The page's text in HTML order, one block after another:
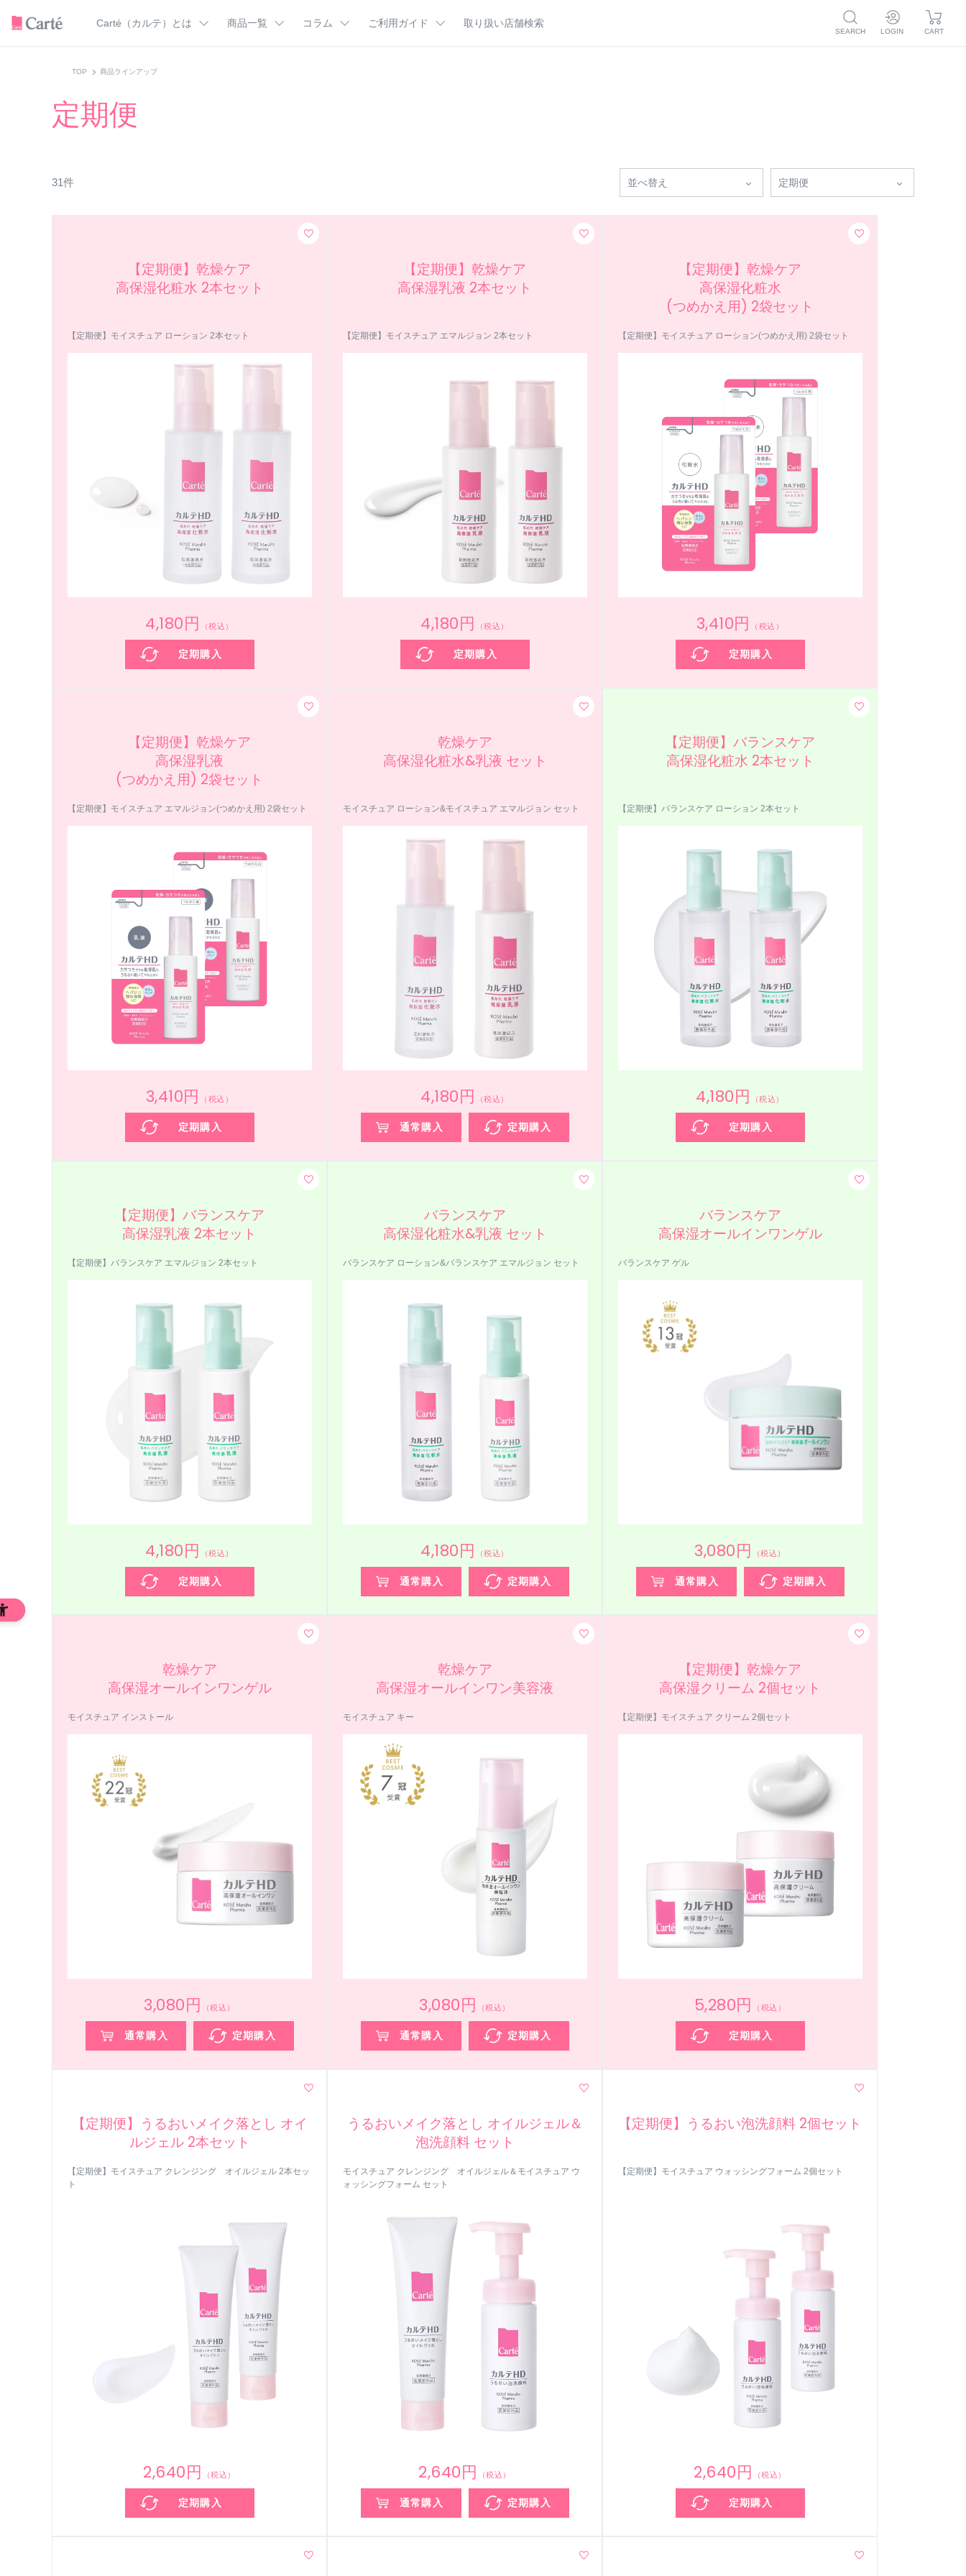
Carté（カルテ）とは 商品一覧 コラム ご利用ガイド 取り扱い店舗検索
SEARCH LOGIN CART
Carté（カルテ）のこだわり
カテゴリー一覧
洗顔料
ア
TOP 商品ラインアップ
定期便
定期便
並べ替え
31件
【定期便】乾燥ケア
高保湿化粧水 2本セット
【定期便】モイスチュア ローション 2本セット
4,180円 （税込）
定期購入
【定期便】乾燥ケア
高保湿乳液 2本セット
【定期便】モイスチュア エマルジョン 2本セット
4,180円 （税込）
定期購入
【定期便】乾燥ケア
高保湿化粧水
(つめかえ用) 2袋セット
【定期便】モイスチュア ローション(つめかえ用) 2袋セット
3,410円 （税込）
定期購入
【定期便】乾燥ケア
高保湿乳液
(つめかえ用) 2袋セット
【定期便】モイスチュア エマルジョン(つめかえ用) 2袋セット
3,410円 （税込）
定期購入
乾燥ケア
高保湿化粧水&乳液 セット
モイスチュア ローション&モイスチュア エマルジョン セット
4,180円 （税込）
通常購入 定期購入
【定期便】バランスケア
高保湿化粧水 2本セット
【定期便】バランスケア ローション 2本セット
4,180円 （税込）
定期購入
【定期便】バランスケア
高保湿乳液 2本セット
【定期便】バランスケア エマルジョン 2本セット
4,180円 （税込）
定期購入
バランスケア
高保湿化粧水&乳液 セット
バランスケア ローション&バランスケア エマルジョン セット
4,180円 （税込）
通常購入 定期購入
バランスケア
高保湿オールインワンゲル
バランスケア ゲル
3,080円 （税込）
通常購入 定期購入
乾燥ケア
高保湿オールインワンゲル
モイスチュア インストール
3,080円 （税込）
通常購入 定期購入
乾燥ケア
高保湿オールインワン美容液
モイスチュア キー
3,080円 （税込）
通常購入 定期購入
【定期便】乾燥ケア
高保湿クリーム 2個セット
【定期便】モイスチュア クリーム 2個セット
5,280円 （税込）
定期購入
【定期便】うるおいメイク落とし オイ
ルジェル 2本セット
【定期便】モイスチュア クレンジング オイルジェル 2本セッ
ト
2,640円 （税込）
定期購入
うるおいメイク落とし オイルジェル＆
泡洗顔料 セット
モイスチュア クレンジング オイルジェル＆モイスチュア ウ
ォッシングフォーム セット
2,640円 （税込）
通常購入 定期購入
【定期便】うるおい泡洗顔料 2個セット
【定期便】モイスチュア ウォッシングフォーム 2個セット
2,640円 （税込）
定期購入